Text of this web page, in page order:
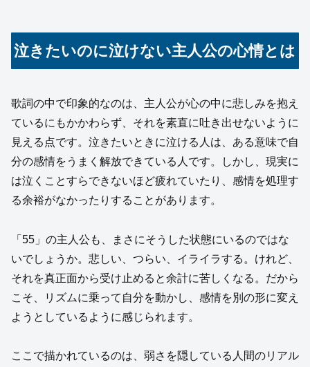
泣きたいのに泣けない主人公の心情とは
歌詞の中で印象的なのは、主人公が心の中に悲しみを抱え
ているにもかかわらず、それを素直に吐き出せないように
見える点です。泣きたいときに泣ける人は、ある意味で自
分の感情をうまく解放できている人です。しかし、現実に
は泣くことすらできないほど疲れていたり、感情を処理す
る余裕がなかったりすることがあります。
「55」の主人公も、まさにそうした状態にいるのではな
いでしょうか。悲しい、つらい、イライラする。けれど、
それを真正面から受け止めると余計に苦しくなる。だから
こそ、リズムに乗って自分を動かし、感情を別の形に変え
ようとしているように感じられます。
ここで描かれているのは、弱さを隠している人間のリアル